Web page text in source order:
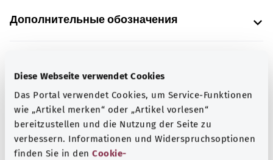
Diese Webseite verwendet Cookies
Das Portal verwendet Cookies, um Service-Funktionen
wie „Artikel merken“ oder „Artikel vorlesen“
bereitzustellen und die Nutzung der Seite zu
verbessern. Informationen und Widerspruchsoptionen
finden Sie in den Cookie-
Дополнительные обозначения
Указание
Источник
Предоставлено некоммерческой организацией Was